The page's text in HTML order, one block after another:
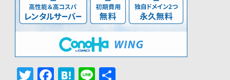
Twitter
Facebook
Hatena
Line
共